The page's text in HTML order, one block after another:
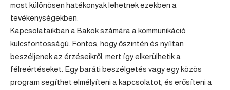
most különösen hatékonyak lehetnek ezekben a
tevékenységekben.
Kapcsolataikban a Bakok számára a kommunikáció
kulcsfontosságú. Fontos, hogy őszintén és nyíltan
beszéljenek az érzéseikről, mert így elkerülhetik a
félreértéseket. Egy baráti beszélgetés vagy egy közös
program segíthet elmélyíteni a kapcsolatot, és erősíteni a